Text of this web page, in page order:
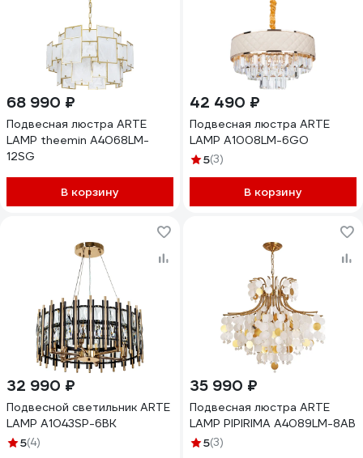
68 990 ₽
Подвесная люстра ARTE
LAMP theemin A4068LM-
12SG
В корзину
42 490 ₽
Подвесная люстра ARTE
LAMP A1008LM-6GO
5(3)
В корзину
32 990 ₽
Подвесной светильник ARTE
LAMP A1043SP-6BK
5(4)
35 990 ₽
Подвесная люстра ARTE
LAMP PIPIRIMA A4089LM-8AB
5(3)